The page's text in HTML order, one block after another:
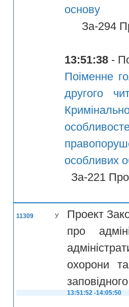
основу
За-294
13:51:38 -
Поіменне
другого
особливих
За-221
11309 У
Проект
про
охорони
13:51:52 -14:05:50